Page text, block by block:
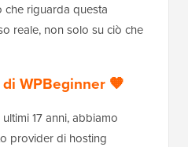
riguarda questa
reale, non solo su ciò che
WPBeginner 🧡
17 anni, abbiamo
provider di hosting